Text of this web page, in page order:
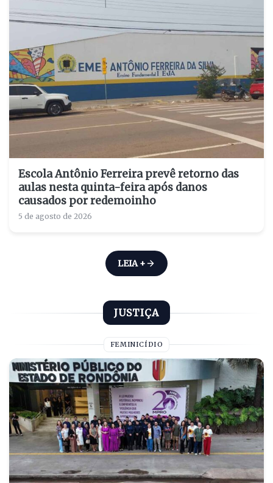
Escola Antônio Ferreira prevê retorno das
aulas nesta quinta-feira após danos
causados por redemoinho
5 de agosto de 2026
LEIA +
JUSTIÇA
FEMINICÍDIO